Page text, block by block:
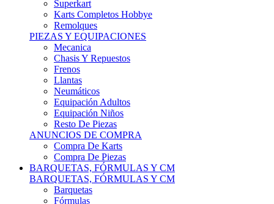
Superkart
Karts Completos Hobbye
Remolques
PIEZAS Y EQUIPACIONES
Mecanica
Chasis Y Repuestos
Frenos
Llantas
Neumáticos
Equipación Adultos
Equipación Niños
Resto De Piezas
ANUNCIOS DE COMPRA
Compra De Karts
Compra De Piezas
BARQUETAS, FÓRMULAS Y CM
BARQUETAS, FÓRMULAS Y CM
Barquetas
Fórmulas